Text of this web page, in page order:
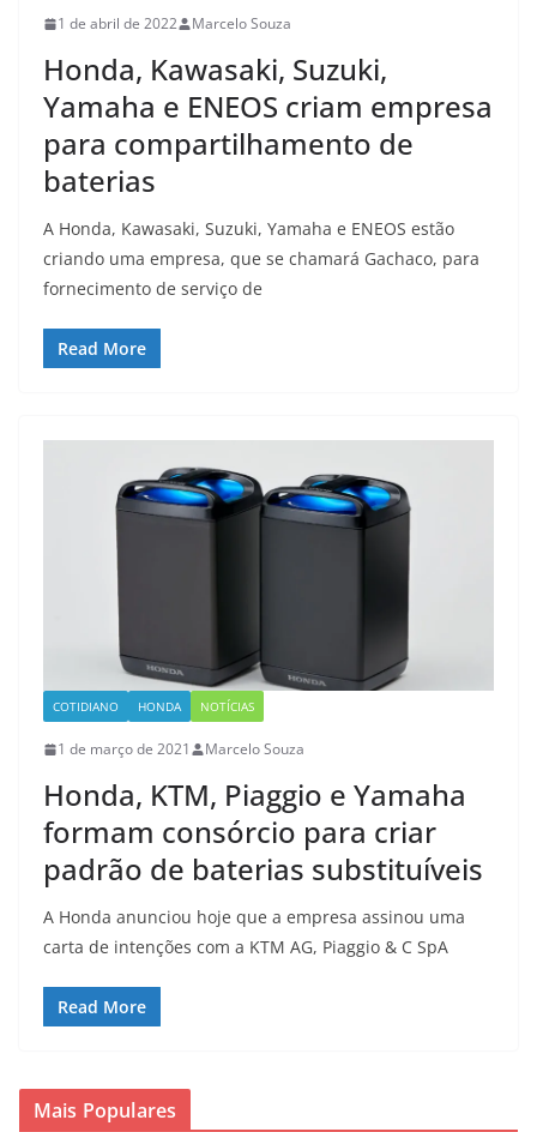
1 de abril de 2022 Marcelo Souza
Honda, Kawasaki, Suzuki,
Yamaha e ENEOS criam empresa
para compartilhamento de
baterias
A Honda, Kawasaki, Suzuki, Yamaha e ENEOS estão
criando uma empresa, que se chamará Gachaco, para
fornecimento de serviço de
Read More
COTIDIANO HONDA NOTÍCIAS
1 de março de 2021 Marcelo Souza
Honda, KTM, Piaggio e Yamaha
formam consórcio para criar
padrão de baterias substituíveis
A Honda anunciou hoje que a empresa assinou uma
carta de intenções com a KTM AG, Piaggio & C SpA
Read More
Mais Populares